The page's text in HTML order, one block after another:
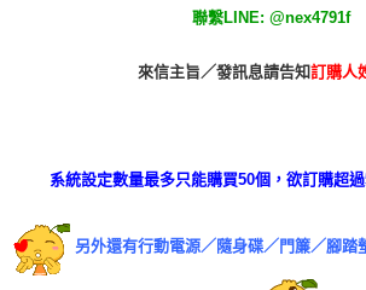
聯繫LINE: @nex4791f
來信主旨／發訊息請告知訂購人
系統設定數量最多只能購買50個，欲訂購超
另外還有行動電源／隨身碟／門簾／腳踏